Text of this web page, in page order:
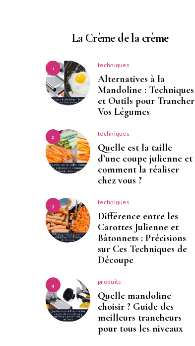
La Crème de la crème
1 techniques
Alternatives à la
Mandoline : Techniques
et Outils pour Trancher
Vos Légumes
2 techniques
Quelle est la taille
d’une coupe julienne et
comment la réaliser
chez vous ?
3 techniques
Différence entre les
Carottes Julienne et
Bâtonnets : Précisions
sur Ces Techniques de
Découpe
4 produits
Quelle mandoline
choisir ? Guide des
meilleurs trancheurs
pour tous les niveaux